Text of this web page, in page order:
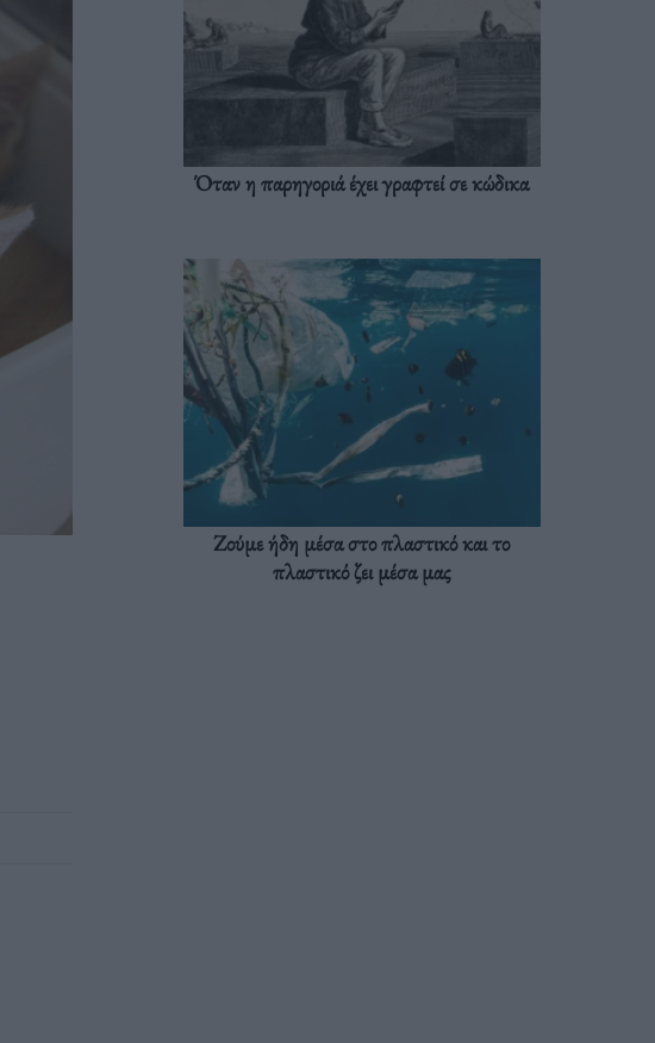
Όταν η παρηγοριά έχει γραφτεί σε κώδικα
Ζούμε ήδη μέσα στο πλαστικό και το
πλαστικό ζει μέσα μας